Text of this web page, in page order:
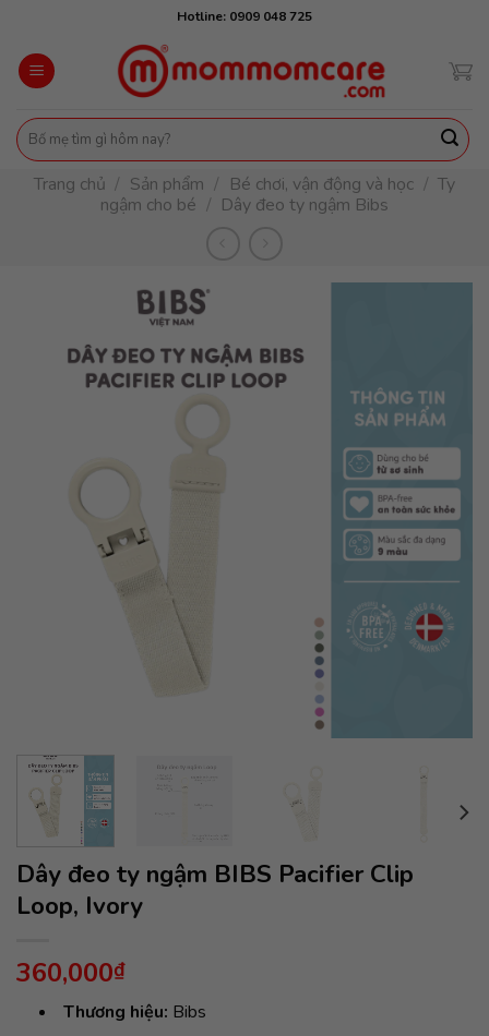
content
Hotline: 0909 048 725
Tìm
kiếm:
Trang chủ / Sản phẩm / Bé chơi, vận động và học / Ty
ngậm cho bé / Dây đeo ty ngậm Bibs
Dây đeo ty ngậm BIBS Pacifier Clip
Loop, Ivory
360,000₫
Thương hiệu: Bibs